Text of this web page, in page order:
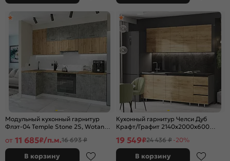
Модульный кухонный гарнитур
Флэт-04 Temple Stone 2S, Wotan
2340x1000/2500x600
от 11 685₽/п.м.16 693 ₽
В корзину
Кухонный гарнитур Челси Дуб
Крафт/Графит 2140x2000x600
19 549₽24 436 ₽ -20%
В корзину